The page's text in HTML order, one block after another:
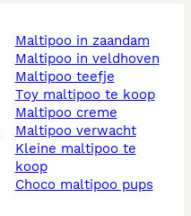
maltipoo in zaandam
maltipoo in veldhoven
maltipoo teefje
toy maltipoo te koop
maltipoo creme
maltipoo verwacht
kleine maltipoo te
koop
choco maltipoo pups